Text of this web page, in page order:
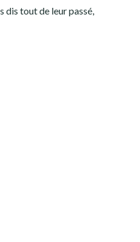
dis tout de leur passé,